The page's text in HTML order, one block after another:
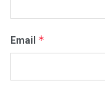
Email *